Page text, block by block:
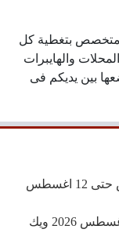
بتغطية كل
والهايبرات
بين يديكم فى
عروض سنتر شاهين اليوم 6 اغسطس حتى 12 اغسطس
عروض مترو ماركت اليوم 6 حتى 8 اغسطس 2026 ويك